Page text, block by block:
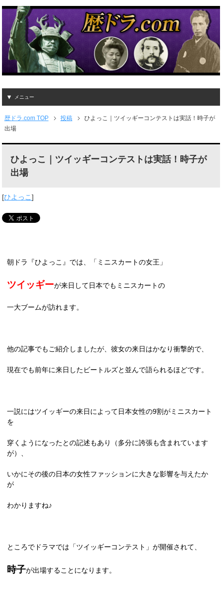
メニュー
歴ドラ.com TOP 投稿
ひよっこ｜ツイッギーコンテストは実話！時子が
出場
ひよっこ｜ツイッギーコンテストは実話！時子が
出場
[ひよっこ]
朝ドラ『ひよっこ』では、「ミニスカートの女王」
ツイッギーが来日して日本でもミニスカートの
一大ブームが訪れます。
他の記事でもご紹介しましたが、彼女の来日はかなり衝撃的で、
現在でも前年に来日したビートルズと並んで語られるほどです。
一説にはツイッギーの来日によって日本女性の9割がミニスカート
を
穿くようになったとの記述もあり（多分に誇張も含まれています
が）、
いかにその後の日本の女性ファッションに大きな影響を与えたか
が
わかりますね♪
ところでドラマでは「ツイッギーコンテスト」が開催されて、
時子が出場することになります。